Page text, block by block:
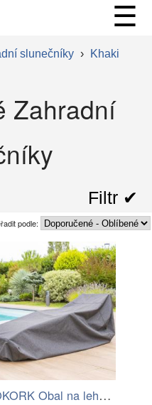
☰
slunečníky ›
Khaki
Zahradní
Filtr ✔︎
podle:
DEOKORK Obal na lehátko 235x90x60 cm